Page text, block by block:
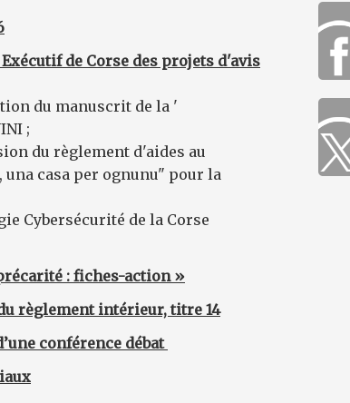
de Corse des projets d'avis
du manuscrit de la '
;
du règlement d'aides au
casa per ognunu" pour la
Cybersécurité de la Corse
: fiches-action »
règlement intérieur, titre 14
conférence débat